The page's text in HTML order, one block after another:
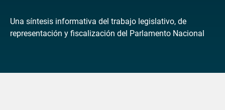
Una síntesis informativa del trabajo legislativo, de
representación y fiscalización del Parlamento Nacional